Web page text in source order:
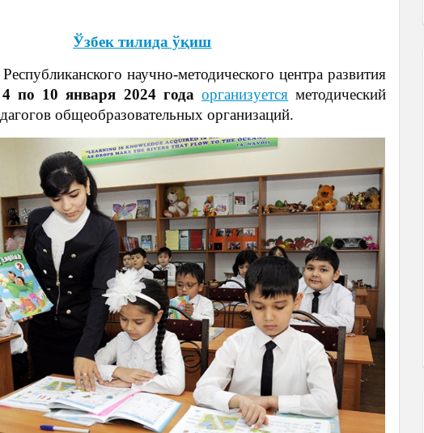
Ўзбек тилида ўқиш
научно-методического центра развития
по 10 января 2024 года организуется методический
общеобразовательных организаций.